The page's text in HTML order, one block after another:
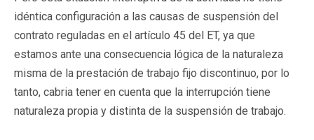
idéntica configuración a las causas de suspensión del
contrato reguladas en el artículo 45 del ET, ya que
estamos ante una consecuencia lógica de la naturaleza
misma de la prestación de trabajo fijo discontinuo, por lo
tanto, cabria tener en cuenta que la interrupción tiene
naturaleza propia y distinta de la suspensión de trabajo.